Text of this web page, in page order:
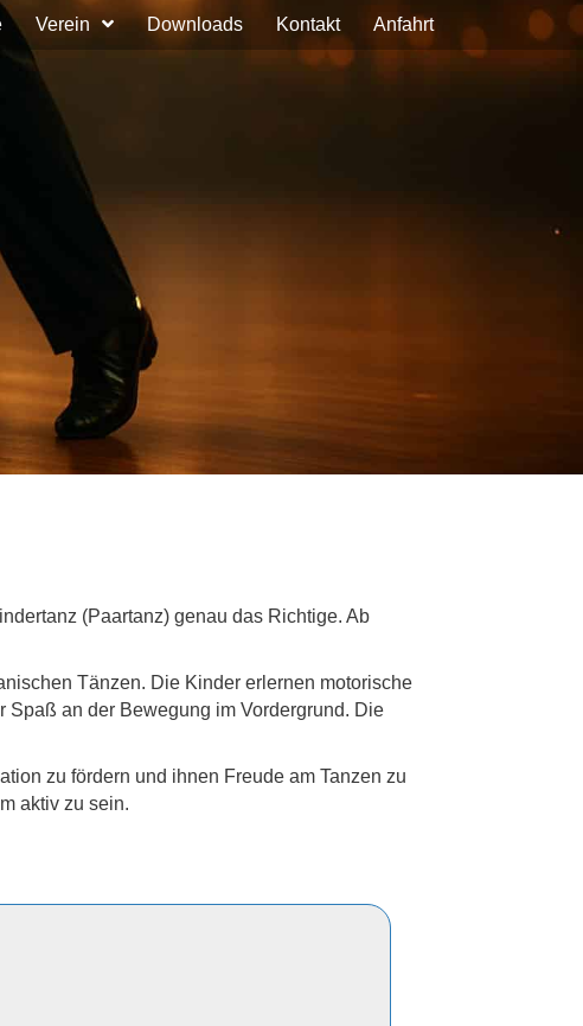
Verein Downloads Kontakt Anfahrt
(Paartanz) genau das Richtige. Ab
Tänzen. Die Kinder erlernen motorische
Spaß an der Bewegung im Vordergrund. Die
zu fördern und ihnen Freude am Tanzen zu
aktiv zu sein.